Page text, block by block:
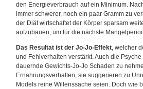
den Energieverbrauch auf ein Minimum.
immer schwerer, noch ein paar Gramm zu
der Diät wirtschaftet der Körper sparsam
aufzubauen, um für die nächste
Das Resultat ist der Jo-Jo-Effekt, welcher
und Fehlverhalten verstärkt. Auch die
dauernde Gewichts-Jo-Jo Schaden zu
Ernährungsverhalten, sie suggerieren zu
Models reine Willenssache seien. Doch wie